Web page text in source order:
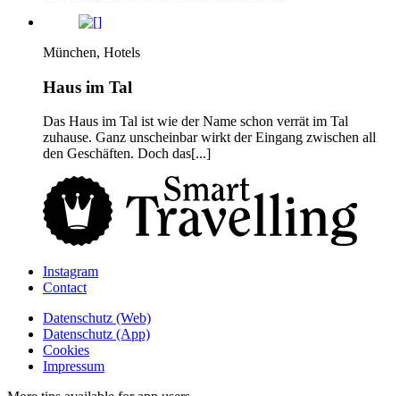
München, Hotels
Haus im Tal
Das Haus im Tal ist wie der Name schon verrät im Tal
zuhause. Ganz unscheinbar wirkt der Eingang zwischen all
den Geschäften. Doch das[...]
Instagram
Contact
Daten­schutz­ (Web)
Daten­schutz­ (App)
Cookies
Impressum